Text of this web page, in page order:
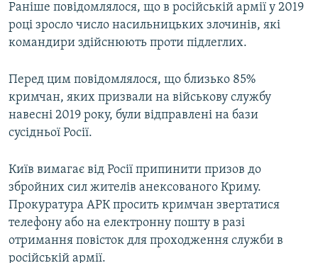
Раніше повідомлялося, що в російській армії у 2019
році зросло число насильницьких злочинів, які
командири здійснюють проти підлеглих.
Перед цим повідомлялося, що близько 85%
кримчан, яких призвали на військову службу
навесні 2019 року, були відправлені на бази
сусідньої Росії.
Київ вимагає від Росії припинити призов до
збройних сил жителів анексованого Криму.
Прокуратура АРК просить кримчан звертатися
телефону або на електронну пошту в разі
отримання повісток для проходження служби в
російській армії.